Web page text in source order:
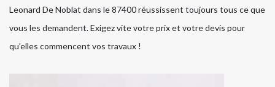
Leonard De Noblat dans le 87400 réussissent toujours tous ce que
vous les demandent. Exigez vite votre prix et votre devis pour
qu’elles commencent vos travaux !